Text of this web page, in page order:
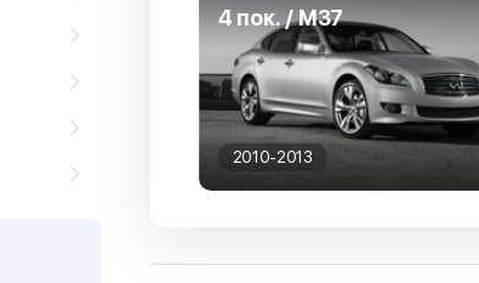
4 пок. / M37
2010-2013